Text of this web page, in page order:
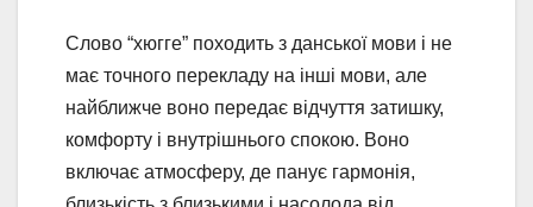
Слово “хюгге” походить з данської мови і не
має точного перекладу на інші мови, але
найближче воно передає відчуття затишку,
комфорту і внутрішнього спокою. Воно
включає атмосферу, де панує гармонія,